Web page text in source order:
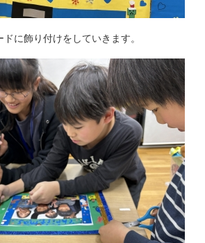
に飾り付けをしていきます。